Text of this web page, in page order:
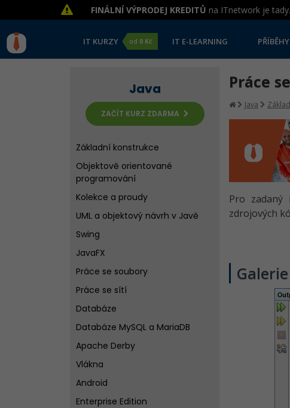
FINÁLNÍ VÝPRODEJ KREDITŮ na ITnetwork je
IT KURZY od 0 Kč IT E-LEARNING
Java
ZAČÍT KURZ ZDARMA
Základní konstrukce
Objektově orientované
programování
Kolekce a proudy
UML a objektový návrh v Javě
Swing
JavaFX
Práce se soubory
Práce se sítí
Databáze
Databáze MySQL a MariaDB
Apache Derby
Vlákna
Android
Enterprise Edition
Práce
Java
Pro zadaný
zdrojových
Galerie